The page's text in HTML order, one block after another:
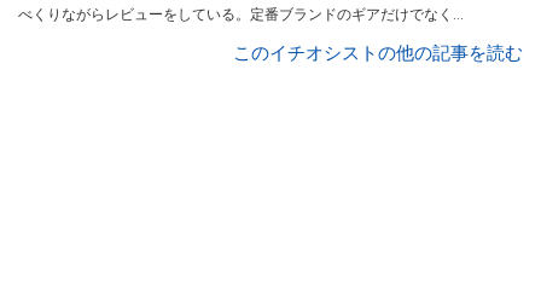
べくりながらレビューをしている。定番ブランドのギアだけでなく
このイチオシストの他の記事を読む